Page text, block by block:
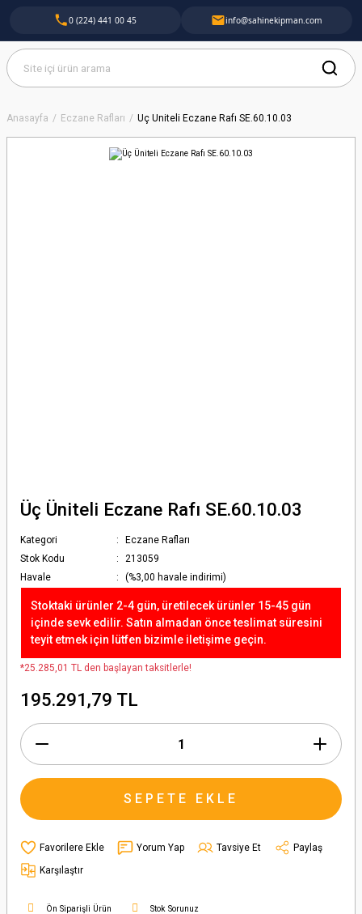
Anasayfa Eczane Rafları Üç Üniteli Eczane Rafı SE.60.10.03
Üç Üniteli Eczane Rafı SE.60.10.03
Kategori
Eczane Rafları
Stok Kodu
213059
Havale
(%3,00 havale indirimi)
Stoktaki ürünler 2-4 gün, üretilecek ürünler 15-45 gün
içinde sevk edilir. Satın almadan önce teslimat süresini
teyit etmek için lütfen bizimle iletişime geçin.
*25.285,01 TL den başlayan taksitlerle!
195.291,79 TL
SEPETE EKLE
Yorum Yap Tavsiye Et
Paylaş
Karşılaştır
Ön Siparişli Ürün Stok Sorunuz
0 (224) 441 00 45 info@sahinekipman.com